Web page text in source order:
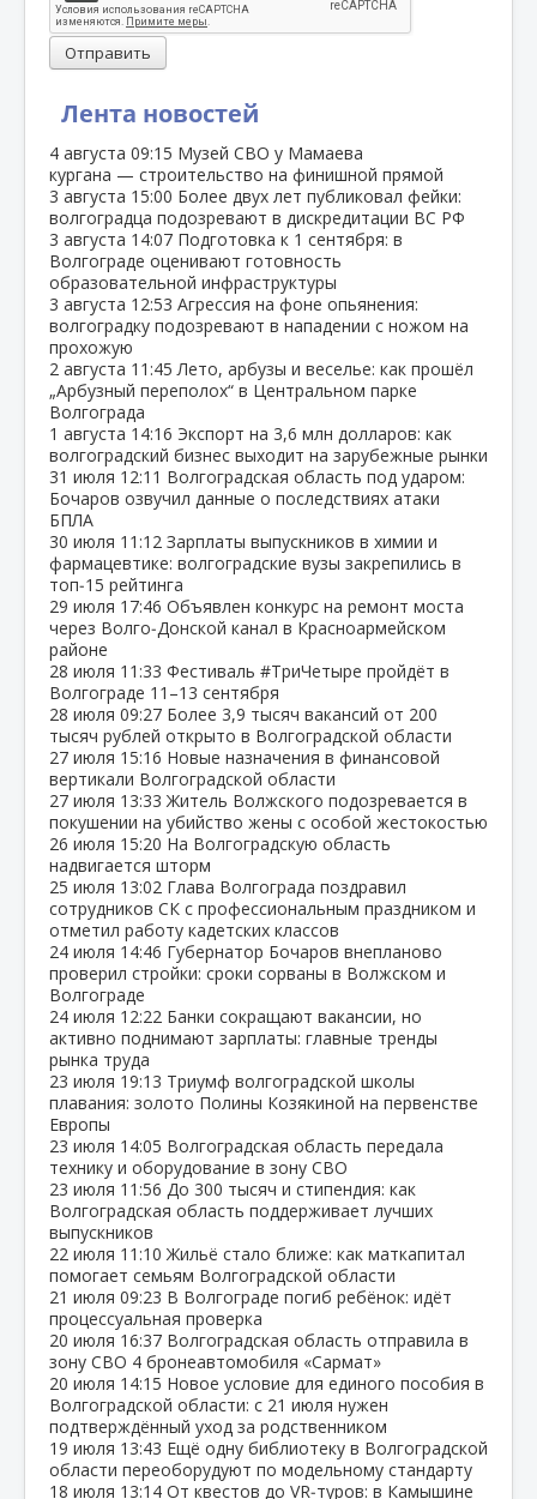
Лента новостей
4 августа 09:15 Музей СВО у Мамаева
кургана — строительство на финишной прямой
3 августа 15:00 Более двух лет публиковал фейки:
волгоградца подозревают в дискредитации ВС РФ
3 августа 14:07 Подготовка к 1 сентября: в
Волгограде оценивают готовность
образовательной инфраструктуры
3 августа 12:53 Агрессия на фоне опьянения:
волгоградку подозревают в нападении с ножом на
прохожую
2 августа 11:45 Лето, арбузы и веселье: как прошёл
„Арбузный переполох“ в Центральном парке
Волгограда
1 августа 14:16 Экспорт на 3,6 млн долларов: как
волгоградский бизнес выходит на зарубежные рынки
31 июля 12:11 Волгоградская область под ударом:
Бочаров озвучил данные о последствиях атаки
БПЛА
30 июля 11:12 Зарплаты выпускников в химии и
фармацевтике: волгоградские вузы закрепились в
топ‑15 рейтинга
29 июля 17:46 Объявлен конкурс на ремонт моста
через Волго‑Донской канал в Красноармейском
районе
28 июля 11:33 Фестиваль #ТриЧетыре пройдёт в
Волгограде 11–13 сентября
28 июля 09:27 Более 3,9 тысяч вакансий от 200
тысяч рублей открыто в Волгоградской области
27 июля 15:16 Новые назначения в финансовой
вертикали Волгоградской области
27 июля 13:33 Житель Волжского подозревается в
покушении на убийство жены с особой жестокостью
26 июля 15:20 На Волгоградскую область
надвигается шторм
25 июля 13:02 Глава Волгограда поздравил
сотрудников СК с профессиональным праздником и
отметил работу кадетских классов
24 июля 14:46 Губернатор Бочаров внепланово
проверил стройки: сроки сорваны в Волжском и
Волгограде
24 июля 12:22 Банки сокращают вакансии, но
активно поднимают зарплаты: главные тренды
рынка труда
23 июля 19:13 Триумф волгоградской школы
плавания: золото Полины Козякиной на первенстве
Европы
23 июля 14:05 Волгоградская область передала
технику и оборудование в зону СВО
23 июля 11:56 До 300 тысяч и стипендия: как
Волгоградская область поддерживает лучших
выпускников
22 июля 11:10 Жильё стало ближе: как маткапитал
помогает семьям Волгоградской области
21 июля 09:23 В Волгограде погиб ребёнок: идёт
процессуальная проверка
20 июля 16:37 Волгоградская область отправила в
зону СВО 4 бронеавтомобиля «Сармат»
20 июля 14:15 Новое условие для единого пособия в
Волгоградской области: с 21 июля нужен
подтверждённый уход за родственником
19 июля 13:43 Ещё одну библиотеку в Волгоградской
области переоборудуют по модельному стандарту
18 июля 13:14 От квестов до VR‑туров: в Камышине
Отправить